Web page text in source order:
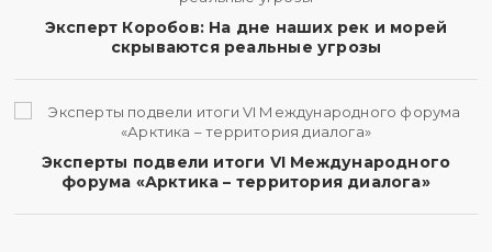
Эксперт Коробов: На дне наших рек и морей
скрываются реальные угрозы
Эксперты подвели итоги VI Международного
форума «Арктика – территория диалога»